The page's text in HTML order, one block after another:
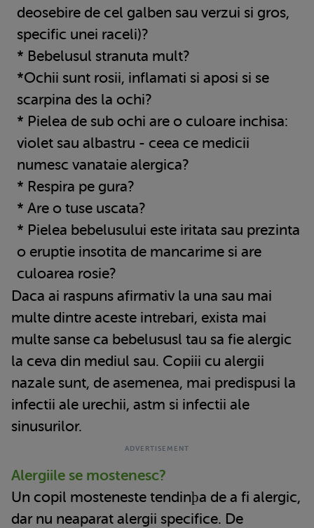
deosebire de cel galben sau verzui si gros,
specific unei raceli)?
* Bebelusul stranuta mult?
*Ochii sunt rosii, inflamati si aposi si se
scarpina des la ochi?
* Pielea de sub ochi are o culoare inchisa:
violet sau albastru - ceea ce medicii
numesc vanataie alergica?
* Respira pe gura?
* Are o tuse uscata?
* Pielea bebelusului este iritata sau prezinta
o eruptie insotita de mancarime si are
culoarea rosie?
Daca ai raspuns afirmativ la una sau mai
multe dintre aceste intrebari, exista mai
multe sanse ca bebelususl tau sa fie alergic
la ceva din mediul sau. Copiii cu alergii
nazale sunt, de asemenea, mai predispusi la
infectii ale urechii, astm si infectii ale
sinusurilor.
Alergiile se mostenesc?
Un copil mosteneste tendinþa de a fi alergic,
dar nu neaparat alergii specifice. De